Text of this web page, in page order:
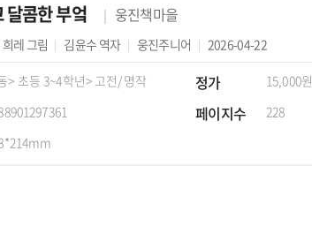
달콤한 부엌 웅진책마을
희레그림 김윤수 역자 웅진주니어 2026-04-22
> 초등 3~4학년> 고전/명작 정가 15,000원
페이지수 228